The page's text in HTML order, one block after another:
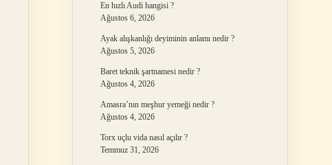
En hızlı Audi hangisi ?
Ağustos 6, 2026
Ayak alışkanlığı deyiminin anlamı nedir ?
Ağustos 5, 2026
Baret teknik şartnamesi nedir ?
Ağustos 4, 2026
Amasra’nın meşhur yemeği nedir ?
Ağustos 4, 2026
Torx uçlu vida nasıl açılır ?
Temmuz 31, 2026